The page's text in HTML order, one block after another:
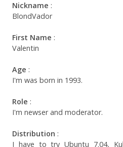
Nickname :
BlondVador
First Name :
Valentin
Age :
I'm was born in 1993.
Role :
I'm newser and moderator.
Distribution :
I have to try Ubuntu 7.04,